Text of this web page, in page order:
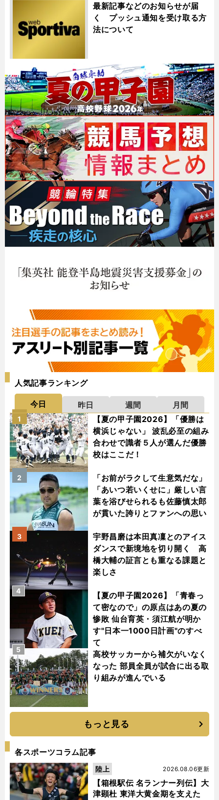
最新記事などのお知らせが届
く プッシュ通知を受け取る方
法について
人気記事ランキング
今日 昨日 週間
月間
【夏の甲子園2026】「優勝は
横浜じゃない」 波乱必至の組み
合わせで識者５人が選んだ優勝
校はここだ！
1
「お前がラクして生意気だな」
「あいつ若いくせに」厳しい言
葉を浴びせられるも佐藤慎太郎
が貫いた誇りとファンへの思い
2
宇野昌磨は本田真凜とのアイス
ダンスで新境地を切り開く 高
橋大輔の証言とも重なる課題と
楽しさ
3
【夏の甲子園2026】「青春っ
て密なので」の原点はあの夏の
惨敗 仙台育英・須江航が明か
す"日本一1000日計画"のすべ
て
4
高校サッカーから補欠がいなく
なった 部員全員が試合に出る取
り組みが進んでいる
5
もっと見る
各スポーツコラム記事
【箱根駅伝 名ランナー列伝】大
津顕杜 東洋大黄金期を支えた
2026.08.06更新
陸上